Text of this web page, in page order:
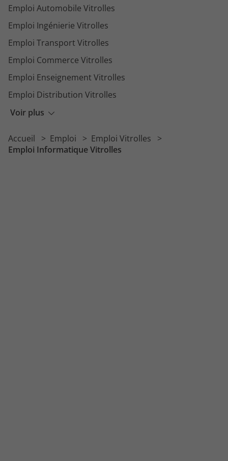
Voir plus
Emploi Automobile Vitrolles
Emploi Ingénierie Vitrolles
Emploi Transport Vitrolles
Emploi Commerce Vitrolles
Emploi Enseignement Vitrolles
Emploi Distribution Vitrolles
Emploi Comptabilité Vitrolles
Emploi Hospitalier Vitrolles
Accueil Emploi
Emploi Vitrolles
Emploi Informatique Vitrolles